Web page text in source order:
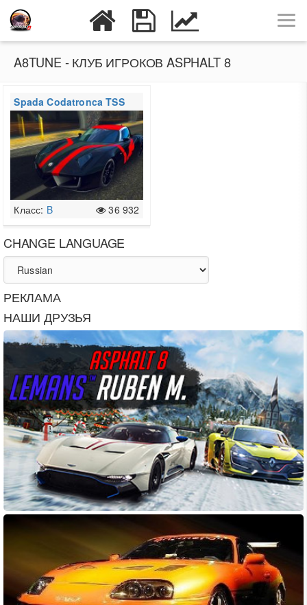
A8TUNE - КЛУБ ИГРОКОВ ASPHALT 8
Spada Codatronca TSS
Класс: B 36 932
CHANGE LANGUAGE
РЕКЛАМА
НАШИ ДРУЗЬЯ